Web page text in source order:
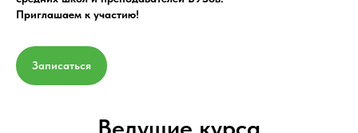
Приглашаем к участию!
Записаться